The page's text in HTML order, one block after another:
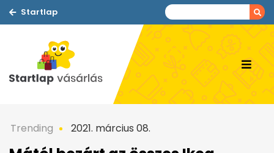
Startlap
Trending 2021. március 08.